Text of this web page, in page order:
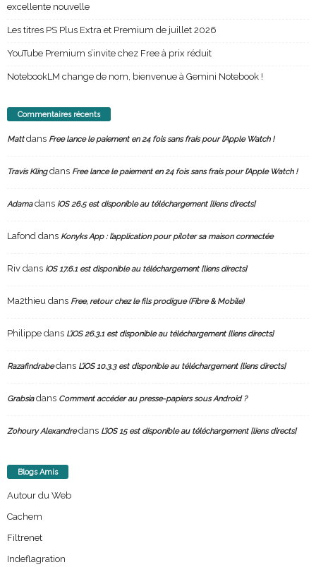
excellente nouvelle
Les titres PS Plus Extra et Premium de juillet 2026
YouTube Premium s’invite chez Free à prix réduit
NotebookLM change de nom, bienvenue à Gemini Notebook !
Commentaires récents
Mattdans Free lance le paiement en 24 fois sans frais pour l’Apple Watch !
Travis Klingdans Free lance le paiement en 24 fois sans frais pour l’Apple Watch !
Adamadans iOS 26.5 est disponible au téléchargement [liens directs]
Lafond dans Konyks App : l’application pour piloter sa maison connectée
Riv dans iOS 17.6.1 est disponible au téléchargement [liens directs]
Ma2thieu dans Free, retour chez le fils prodigue (Fibre & Mobile)
Philippe dans L’iOS 26.3.1 est disponible au téléchargement [liens directs]
Razafindrabedans L’iOS 10.3.3 est disponible au téléchargement [liens directs]
Grabsiadans Comment accéder au presse-papiers sous Android ?
Zohoury Alexandredans L’iOS 15 est disponible au téléchargement [liens directs]
Blogs Amis
Autour du Web
Cachem
Filtrenet
Indeflagration